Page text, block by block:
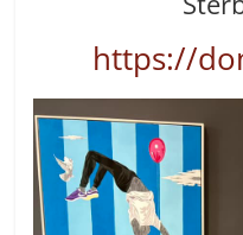
https://